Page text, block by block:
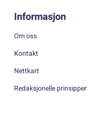
Informasjon
Om oss
Kontakt
Nettkart
Redaksjonelle prinsipper